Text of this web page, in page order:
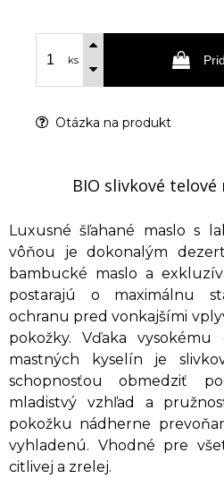
ks
Otázka na produkt
BIO slivkové telové
Luxusné šľahané maslo s
vôňou je dokonalým
bambucké maslo a
postarajú o maximálnu
ochranu pred vonkajšími
pokožky. Vďaka
mastných kyselín je
schopnosťou obmedziť
mladistvý vzhľad a
pokožku nádherne
vyhladenú. Vhodné pre
citlivej a zrelej.